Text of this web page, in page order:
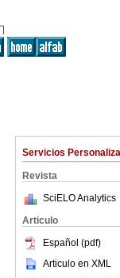
Servicios
Revista
SciELO Analytics
Articulo
Español (pdf)
Articulo en XML